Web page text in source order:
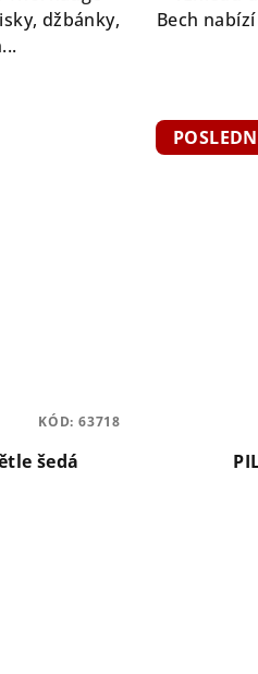
džbánky,
Bech
šedá
KÓD: 63718